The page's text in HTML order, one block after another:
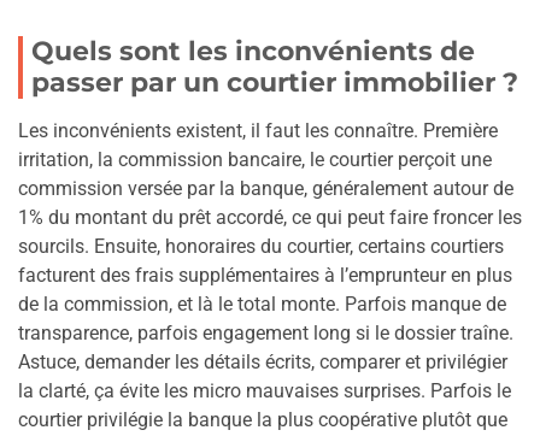
Quels sont les inconvénients de
passer par un courtier immobilier ?
Les inconvénients existent, il faut les connaître. Première
irritation, la commission bancaire, le courtier perçoit une
commission versée par la banque, généralement autour de
1% du montant du prêt accordé, ce qui peut faire froncer les
sourcils. Ensuite, honoraires du courtier, certains courtiers
facturent des frais supplémentaires à l’emprunteur en plus
de la commission, et là le total monte. Parfois manque de
transparence, parfois engagement long si le dossier traîne.
Astuce, demander les détails écrits, comparer et privilégier
la clarté, ça évite les micro mauvaises surprises. Parfois le
courtier privilégie la banque la plus coopérative plutôt que